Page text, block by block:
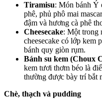
Tiramisu: Món bánh Ý
phê, phủ phô mai
đậm và hương cà phê
Cheesecake: Một trong
cheesecake có lớp kem
bánh quy giòn rụm.
Bánh su kem (Choux
kem tươi thơm béo là
thường được bày trí bắt
Chè, thạch và pudding